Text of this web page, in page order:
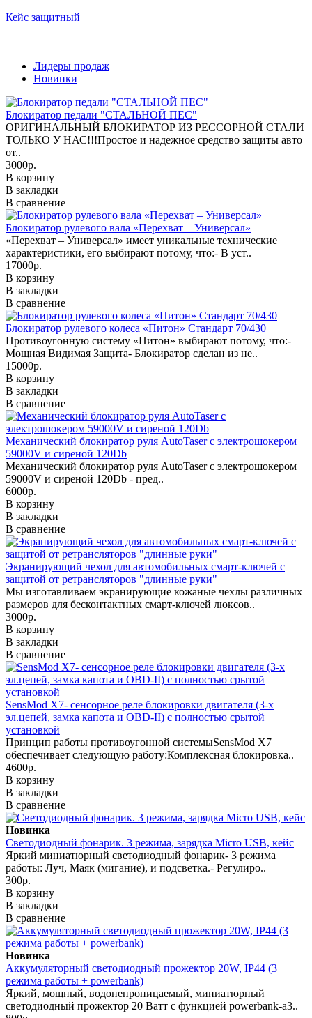
Кейс защитный
Лидеры продаж
Новинки
Блокиратор педали "СТАЛЬНОЙ ПЕС"
ОРИГИНАЛЬНЫЙ БЛОКИРАТОР ИЗ РЕССОРНОЙ СТАЛИ
ТОЛЬКО У НАС!!!Простое и надежное средство защиты авто
от..
3000р.
В корзину
В закладки
В сравнение
Блокиратор рулевого вала «Перехват – Универсал»
«Перехват – Универсал» имеет уникальные технические
характеристики, его выбирают потому, что:- В уст..
17000р.
В корзину
В закладки
В сравнение
Блокиратор рулевого колеса «Питон» Стандарт 70/430
Противоугонную систему «Питон» выбирают потому, что:-
Мощная Видимая Защита- Блокиратор сделан из не..
15000р.
В корзину
В закладки
В сравнение
Механический блокиратор руля AutoTaser с электрошокером
59000V и сиреной 120Db
Механический блокиратор руля AutoTaser с электрошокером
59000V и сиреной 120Db - пред..
6000р.
В корзину
В закладки
В сравнение
Экранирующий чехол для автомобильных смарт-ключей с
защитой от ретрансляторов "длинные руки"
Мы изготавливаем экранирующие кожаные чехлы различных
размеров для бесконтактных смарт-ключей люксов..
3000р.
В корзину
В закладки
В сравнение
SensMod X7- сенсорное реле блокировки двигателя (3-х
эл.цепей, замка капота и OBD-II) с полностью срытой
установкой
Принцип работы противоугонной системыSensMod X7
обеспечивает следующую работу:Комплексная блокировка..
4600р.
В корзину
В закладки
В сравнение
Новинка
Светодиодный фонарик. 3 режима, зарядка Micro USB, кейс
Яркий миниатюрный светодиодный фонарик- 3 режима
работы: Луч, Маяк (мигание), и подсветка.- Регулиро..
300р.
В корзину
В закладки
В сравнение
Новинка
Аккумуляторный светодиодный прожектор 20W, IP44 (3
режима работы + powerbank)
Яркий, мощный, водонепроницаемый, миниатюрный
светодиодный прожектор 20 Ватт с функцией powerbank-а3..